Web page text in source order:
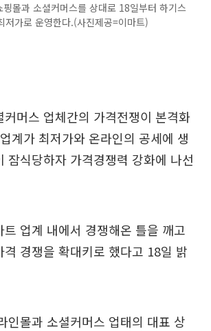
몰과 소셜커머스를 상대로 18일부터 하기스
저가로 운영한다.(사진제공=이마트)
커머스 업체간의 가격전쟁이 본격화
계가 최저가와 온라인의 공세에 생
잠식당하자 가격경쟁력 강화에 나선
트 업계 내에서 경쟁해온 틀을 깨고
격 경쟁을 확대키로 했다고 18일 밝
인몰과 소셜커머스 업태의 대표 상